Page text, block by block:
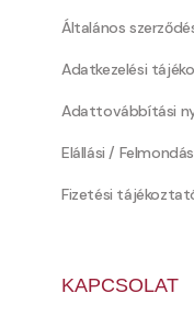
Általános
Adatkezelési
Adattovábbítási
Elállási /
Fizetési
KAPCSOLAT